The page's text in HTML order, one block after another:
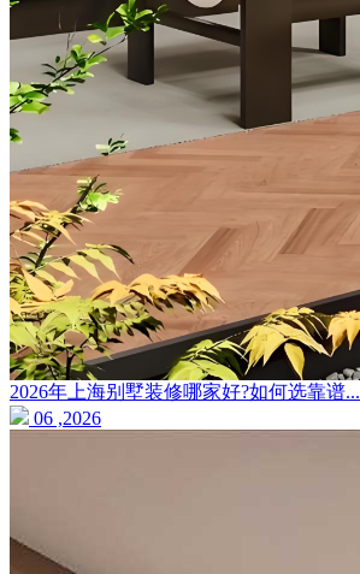
2026年上海别墅装修哪家好?如何选靠谱...
06 ,2026